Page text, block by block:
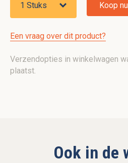
Koop nu
Een vraag over dit product?
Verzendopties in winkelwagen
plaatst.
Ook in de